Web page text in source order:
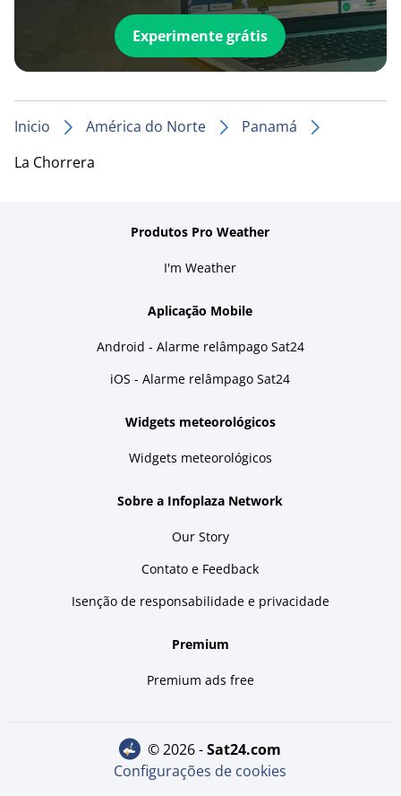
Experimente grátis
Inicio América do Norte
Panamá
La Chorrera
Produtos Pro Weather
I'm Weather
Aplicação Mobile
Android - Alarme relâmpago Sat24
iOS - Alarme relâmpago Sat24
Widgets meteorológicos
Widgets meteorológicos
Sobre a Infoplaza Network
Our Story
Contato e Feedback
Isenção de responsabilidade e privacidade
Premium
Premium ads free
© 2026 - sat24.com
Configurações de cookies